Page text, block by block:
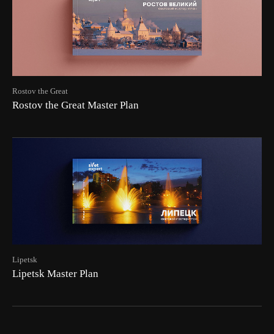
Rostov the Great
Rostov the Great Master Plan
Lipetsk
Lipetsk Master Plan